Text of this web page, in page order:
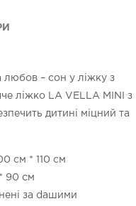
любов – сон у ліжку з
ліжко LA VELLA MINI з
дитині міцний та
см * 110 см
90 см
за dашими